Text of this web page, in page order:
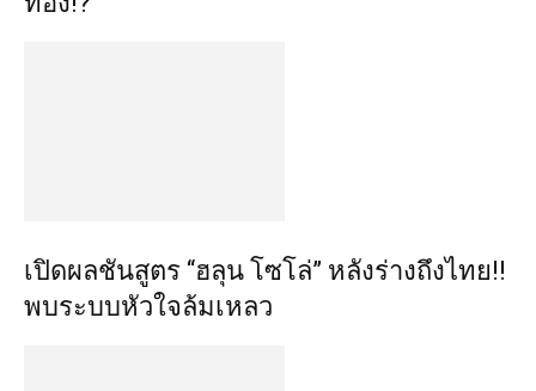
เปิดผลชันสูตร “ฮลุน โซโล่” หลังร่างถึงไทย!!
พบระบบหัวใจล้มเหลว